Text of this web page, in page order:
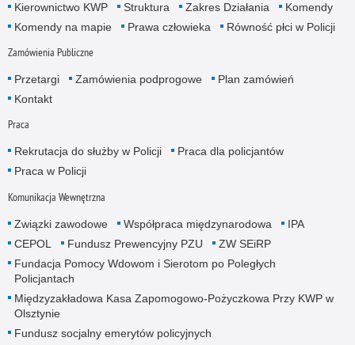
Kierownictwo KWP Struktura Zakres Działania
Komendy
Komendy na mapie
Prawa człowieka Równość płci w Policji
Zamówienia Publiczne
Przetargi Zamówienia podprogowe
Plan zamówień
Kontakt
Praca
Rekrutacja do służby w Policji
Praca dla policjantów
Praca w Policji
Komunikacja Wewnętrzna
Związki zawodowe Współpraca międzynarodowa
IPA
CEPOL
Fundusz Prewencyjny PZU
ZW SEiRP
Fundacja Pomocy Wdowom i Sierotom po Poległych
Policjantach
Międzyzakładowa Kasa Zapomogowo-Pożyczkowa Przy KWP w
Olsztynie
Fundusz socjalny emerytów policyjnych